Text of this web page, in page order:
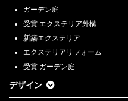
ガーデン庭
受賞 エクステリア外構
新築エクステリア
エクステリアリフォーム
受賞 ガーデン庭
デザイン